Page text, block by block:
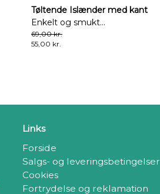
Tøltende Islænder med kant
Enkelt og smukt...
69,00 kr.
55,00 kr.
Links
Forside
Salgs- og leveringsbetingelser
Cookies
Fortrydelse og reklamation